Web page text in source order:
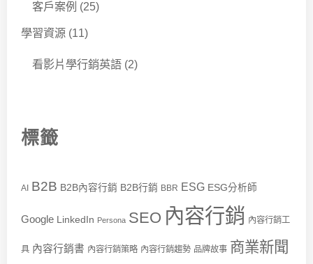
客戶案例 (25)
學習資源 (11)
看影片學行銷英語 (2)
標籤
AI B2B B2B內容行銷 B2B行銷 BBR ESG ESG分析師
Google LinkedIn Persona SEO 內容行銷 內容行銷工
具 內容行銷書 內容行銷策略 內容行銷趨勢 品牌故事 商業新聞